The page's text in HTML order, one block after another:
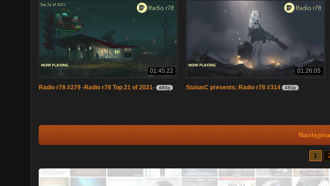
01:45:22
Radio r78 #279 -Radio r78 Top 21 of 2021- 480p
01:26:05
StatusC presents: Radio r78 #314 480p
1